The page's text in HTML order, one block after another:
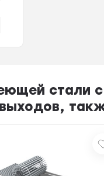
стали с